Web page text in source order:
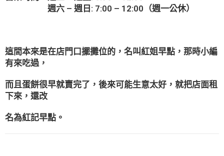
週六 – 週日: 7:00 – 12:00（週一公休）
這間本來是在店門口擺攤位的，名叫紅姐早點，那時小編
有來吃過，
而且蛋餅很早就賣完了，後來可能生意太好，就把店面租
下來，還改
名為紅記早點。